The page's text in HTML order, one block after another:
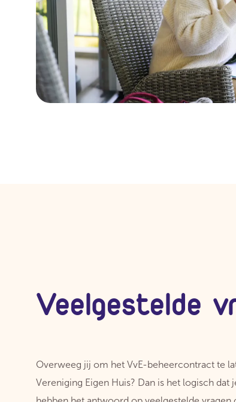
Veelgestelde
Overweeg jij om het VvE-beheercontract te
Vereniging Eigen Huis? Dan is het logisch dat